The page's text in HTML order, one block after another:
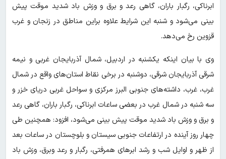
ابرناکی، رگبار باران، گاهی رعد و برق و وزش باد شدید موقت پیش
بینی می‌شود و شنبه این شرایط علاوه براین مناطق در زنجان و غرب
قزوین رخ می‌دهد.
وی با بیان اینکه یکشنبه در اردبیل، شمال آذربایجان غربی و نیمه
شرقی آذربایجان شرقی، دوشنبه در برخی نقاط استان‌های واقع در شمال
غرب، غرب، داشته‌های جنوبی البرز مرکزی و سواحل غربی دریای خزر و
سه شنبه در شمال غرب در بعضی ساعات ابرناکی، رگبار باران، گاهی رعد
و برق و وزش باد شدید موقت پیش بینی می‌شود، افزود: همچنین طی
چهار روز آینده در ارتفاعات جنوبی سیستان و بلوچستان در ساعات بعد
از ظهر و اوایل شب و رشد ابرهای همرفتی، رگبار و رعد وبرق، وزش باد